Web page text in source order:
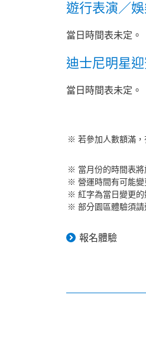
遊行表演／
當日時間表未定。
迪士尼明星
當日時間表未定。
若參加人數額滿，
當月份的時間表
營運時間有可能變
紅字為當日變更的
部分園區體驗須
報名體驗